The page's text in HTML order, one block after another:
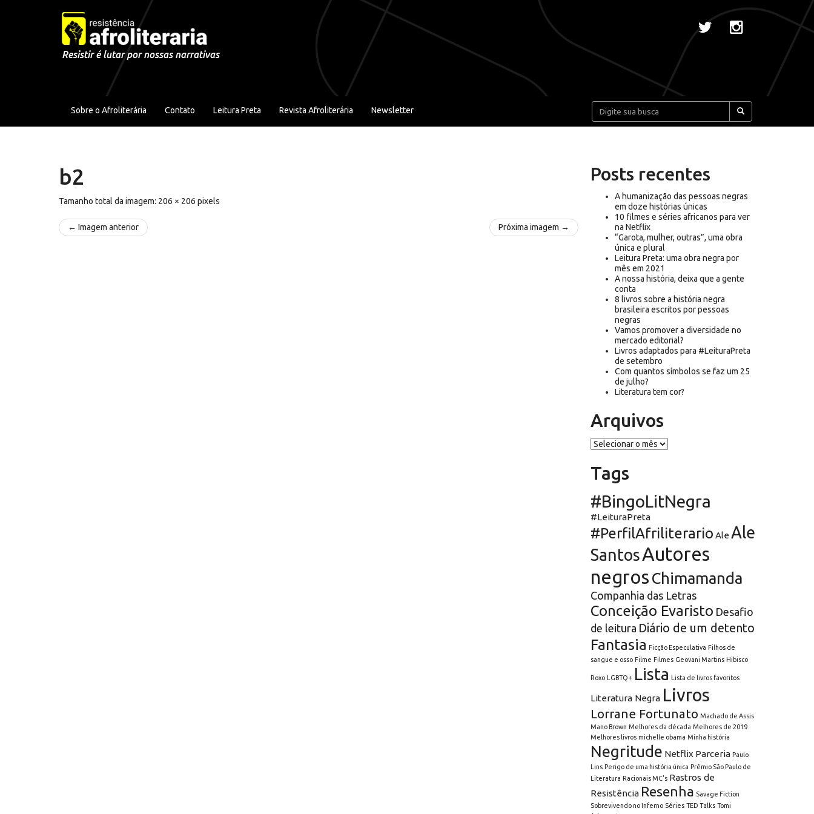
Pular para o conteúdo
Resistir é lutar por nossas narrativas
Sobre o Afroliterária Contato Leitura Preta Revista Afroliterária Newsletter Pesquisar:
b2
Tamanho total da imagem: 206 × 206 pixels
← Imagem anterior Próxima imagem →
Posts recentes
A humanização das pessoas negras
em doze histórias únicas
10 filmes e séries africanos para ver
na Netflix
“Garota, mulher, outras”, uma obra
única e plural
Leitura Preta: uma obra negra por
mês em 2021
A nossa história, deixa que a gente
conta
8 livros sobre a história negra
brasileira escritos por pessoas
negras
Vamos promover a diversidade no
mercado editorial?
Livros adaptados para #LeituraPreta
de setembro
Com quantos símbolos se faz um 25
de julho?
Literatura tem cor?
Arquivos
Arquivos
Tags
#BingoLitNegra
#LeituraPreta
#PerfilAfriliterario Ale Ale
SantosAutores
negros Chimamanda
Companhia das Letras
Conceição Evaristo Desafio
de leitura Diário de um detento
Fantasia Ficção Especulativa Filhos de
sangue e osso Filme Filmes Geovani Martins Hibisco
Roxo LGBTQ+ Lista Lista de livros favoritos
Literatura Negra Livros
Lorrane Fortunato Machado de Assis
Mano Brown Melhores da década Melhores de 2019
Melhores livros michelle obama Minha história
Negritude Netflix Parceria Paulo
Lins Perigo de uma história única Prêmio São Paulo de
Literatura Racionais MC's Rastros de
Resistência Resenha Savage Fiction
Sobrevivendo no Inferno Séries TED Talks Tomi